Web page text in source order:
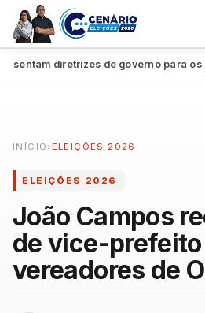
diretrizes de governo para os
INÍCIO ›ELEIÇÕES 2026
ELEIÇÕES 2026
João Campos
de vice-prefeito
vereadores de